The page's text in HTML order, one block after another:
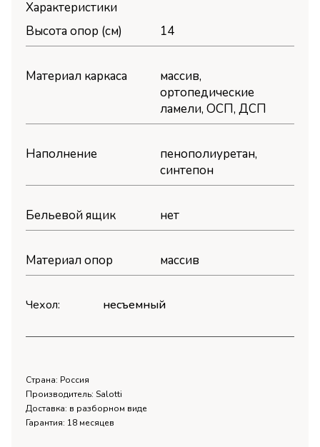
Характеристики
Высота опор (см)
14
Материал каркаса
массив,
ортопедические
ламели, OСП, ДСП
Наполнение
пенополиуретан,
синтепон
Бельевой ящик нет
Материал опор массив
Чехол: несъемный
Страна: Россия
Производитель: Salotti
Доставка: в разборном виде
Гарантия: 18 месяцев